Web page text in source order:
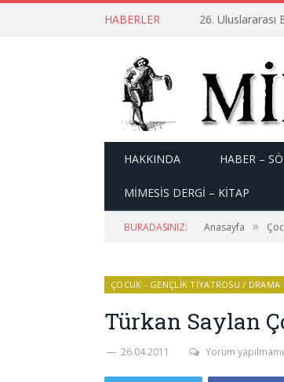
HABERLER 26.
HAKKINDA HABER –
MİMESİS DERGİ – KİTAP
BURADASINIZ: Anasayfa »
ÇOCUK - GENÇLIK TIYATROSU / DRAMA
Türkan Saylan
26.04.2011 Yorum